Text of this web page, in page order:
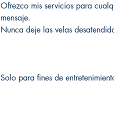
Ofrezco mis servicios para
mensaje.
Nunca deje las velas
Solo para fines de